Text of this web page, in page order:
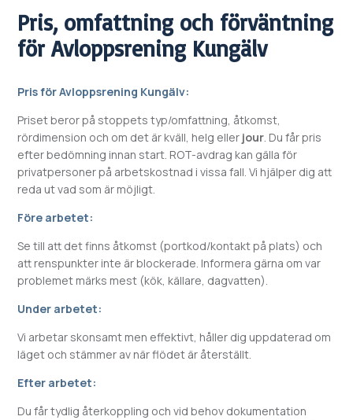
Pris, omfattning och förväntning
förAvloppsrening Kungälv
Pris förAvloppsrening Kungälv:
Priset beror på stoppets typ/omfattning, åtkomst,
rördimension och om det är kväll, helg eller jour. Du får pris
efter bedömning innan start. ROT-avdrag kan gälla för
privatpersoner på arbetskostnad i vissa fall. Vi hjälper dig att
reda ut vad som är möjligt.
Före arbetet:
Se till att det finns åtkomst (portkod/kontakt på plats) och
att renspunkter inte är blockerade. Informera gärna om var
problemet märks mest (kök, källare, dagvatten).
Under arbetet:
Vi arbetar skonsamt men effektivt, håller dig uppdaterad om
läget och stämmer av när flödet är återställt.
Efter arbetet:
Du får tydlig återkoppling och vid behov dokumentation